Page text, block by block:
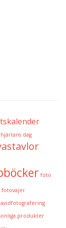
dag
foto
fotovajer
produkter